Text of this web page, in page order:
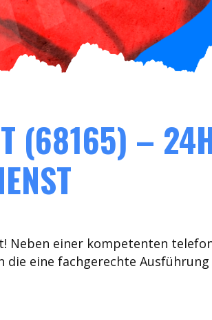
(68165) –
Neben einer kompetenten
eine fachgerechte